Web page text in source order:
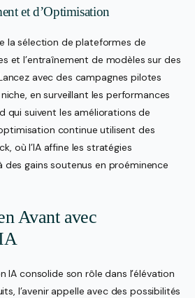
et d’Optimisation
la sélection de plateformes de
et l’entraînement de modèles sur des
avec des campagnes pilotes
en surveillant les performances
qui suivent les améliorations de
continue utilisent des
où l’IA affine les stratégies
gains soutenus en proéminence
Avant avec
IA consolide son rôle dans l’élévation
l’avenir appelle avec des possibilités